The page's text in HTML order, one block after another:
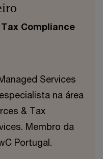
Compliance
Services
na área
& Tax
Membro da
Portugal.